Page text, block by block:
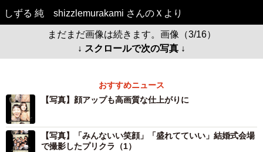
しずる 純 shizzlemurakami さんのＸより
まだまだ画像は続きます。画像（3/16）
↓ スクロールで次の写真 ↓
おすすめニュース
【写真】顔アップも高画質な仕上がりに
【写真】「みんないい笑顔」「盛れてていい」結婚式会場
で撮影したプリクラ（1）